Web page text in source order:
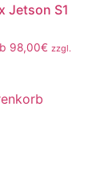
Jetson S1
98,00€ zzgl.